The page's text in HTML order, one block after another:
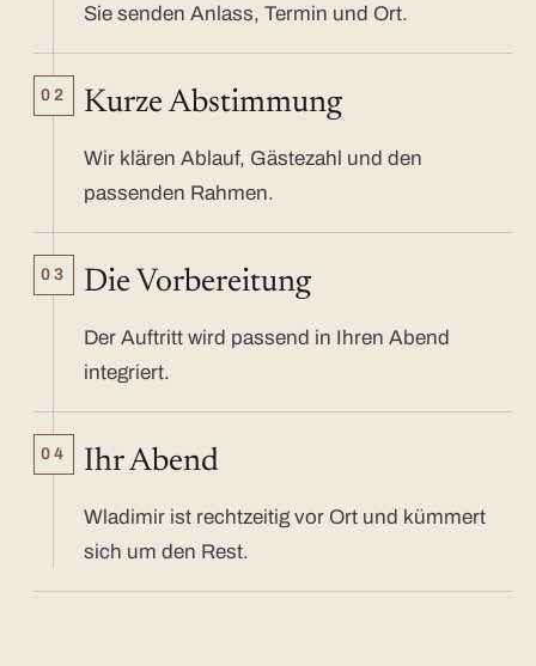
Sie senden Anlass, Termin und Ort.
02 Kurze Abstimmung
Wir klären Ablauf, Gästezahl und den
passenden Rahmen.
03 Die Vorbereitung
Der Auftritt wird passend in Ihren Abend
integriert.
04 Ihr Abend
Wladimir ist rechtzeitig vor Ort und kümmert
sich um den Rest.